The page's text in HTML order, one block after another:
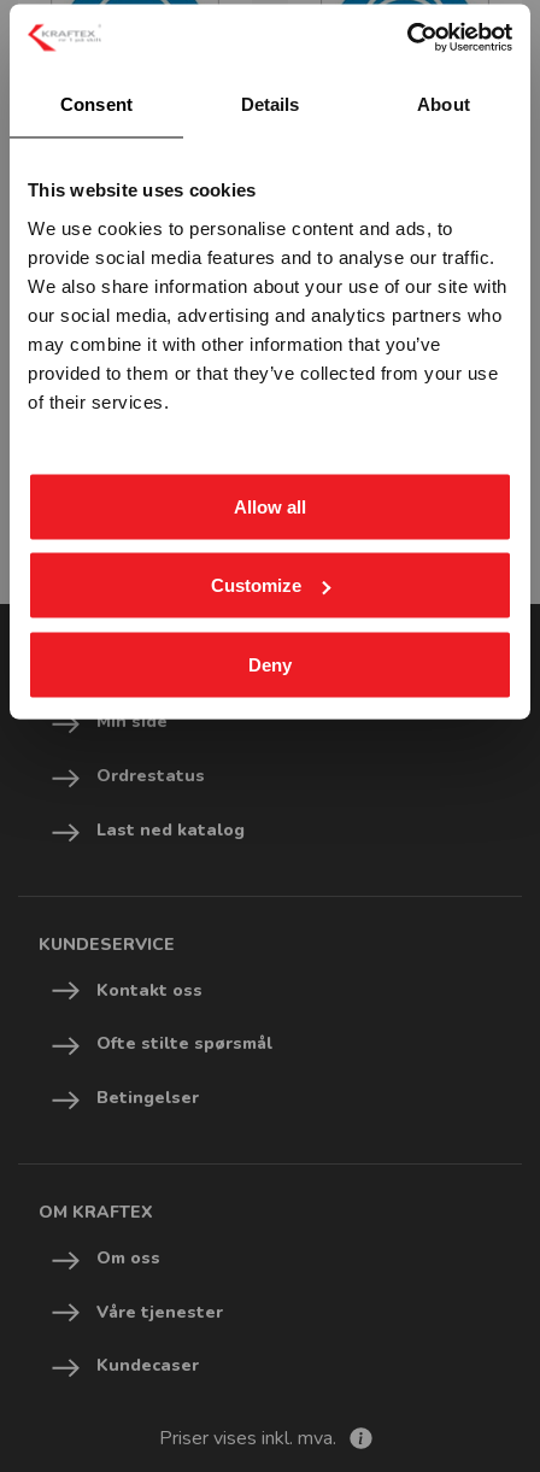
Consent Details About
This website uses cookies
We use cookies to personalise content and ads, to
provide social media features and to analyse our traffic.
We also share information about your use of our site with
our social media, advertising and analytics partners who
may combine it with other information that you’ve
provided to them or that they’ve collected from your use
of their services.
Allow all
Customize
Deny
STP-2801
kr 196,25
Frakr 196,25
Min side
Ordrestatus
Last ned katalog
KUNDESERVICE
Kontakt oss
Ofte stilte spørsmål
Betingelser
OM KRAFTEX
Om oss
Våre tjenester
Kundecaser
Priser vises inkl. mva.
Vennligst velg portal
BEDRIFT PRIVAT